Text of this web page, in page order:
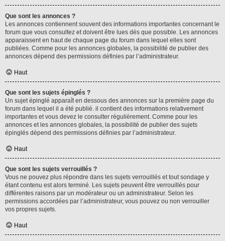
Que sont les annonces ?
Les annonces contiennent souvent des informations importantes concernant le
forum que vous consultez et doivent être lues dès que possible. Les annonces
apparaissent en haut de chaque page du forum dans lequel elles sont
publiées. Comme pour les annonces globales, la possibilité de publier des
annonces dépend des permissions définies par l’administrateur.
Haut
Que sont les sujets épinglés ?
Un sujet épinglé apparaît en dessous des annonces sur la première page du
forum dans lequel il a été publié. il contient des informations relativement
importantes et vous devez le consulter régulièrement. Comme pour les
annonces et les annonces globales, la possibilité de publier des sujets
épinglés dépend des permissions définies par l’administrateur.
Haut
Que sont les sujets verrouillés ?
Vous ne pouvez plus répondre dans les sujets verrouillés et tout sondage y
étant contenu est alors terminé. Les sujets peuvent être verrouillés pour
différentes raisons par un modérateur ou un administrateur. Selon les
permissions accordées par l’administrateur, vous pouvez ou non verrouiller
vos propres sujets.
Haut